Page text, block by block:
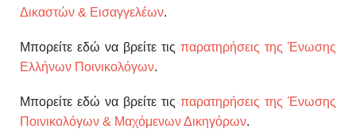
Δικαστών & Εισαγγελέων.
Μπορείτε εδώ να βρείτε τις παρατηρήσεις της Ένωσης
Ελλήνων Ποινικολόγων.
Μπορείτε εδώ να βρείτε τις παρατηρήσεις της Ένωσης
Ποινικολόγων & Μαχόμενων Δικηγόρων.